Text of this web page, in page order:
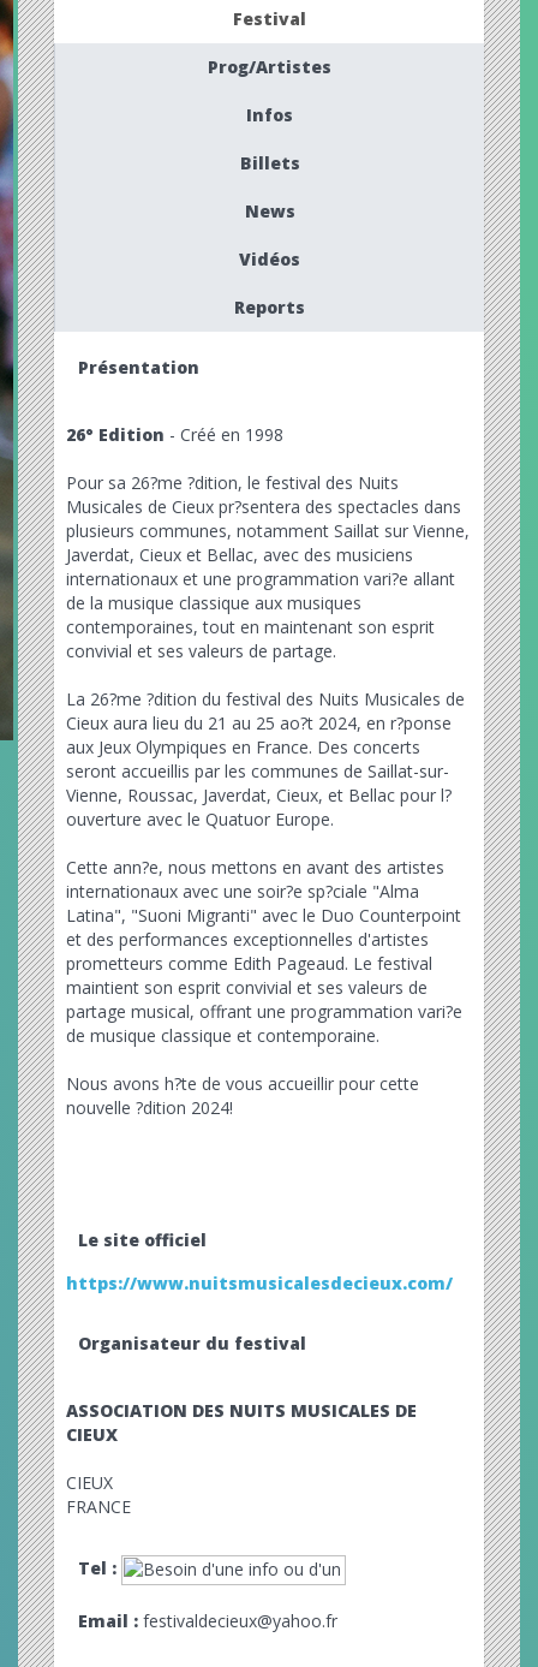
Festival
Prog/Artistes
Infos
Billets
News
Vidéos
Reports
Présentation
26° Edition - Créé en 1998
Pour sa 26?me ?dition, le festival des Nuits
Musicales de Cieux pr?sentera des spectacles dans
plusieurs communes, notamment Saillat sur Vienne,
Javerdat, Cieux et Bellac, avec des musiciens
internationaux et une programmation vari?e allant
de la musique classique aux musiques
contemporaines, tout en maintenant son esprit
convivial et ses valeurs de partage.
La 26?me ?dition du festival des Nuits Musicales de
Cieux aura lieu du 21 au 25 ao?t 2024, en r?ponse
aux Jeux Olympiques en France. Des concerts
seront accueillis par les communes de Saillat-sur-
Vienne, Roussac, Javerdat, Cieux, et Bellac pour l?
ouverture avec le Quatuor Europe.
Cette ann?e, nous mettons en avant des artistes
internationaux avec une soir?e sp?ciale "Alma
Latina", "Suoni Migranti" avec le Duo Counterpoint
et des performances exceptionnelles d'artistes
prometteurs comme Edith Pageaud. Le festival
maintient son esprit convivial et ses valeurs de
partage musical, offrant une programmation vari?e
de musique classique et contemporaine.
Nous avons h?te de vous accueillir pour cette
nouvelle ?dition 2024!
Le site officiel
https://www.nuitsmusicalesdecieux.com/
Organisateur du festival
ASSOCIATION DES NUITS MUSICALES DE
CIEUX
CIEUX
FRANCE
Tel :
Email : festivaldecieux@yahoo.fr